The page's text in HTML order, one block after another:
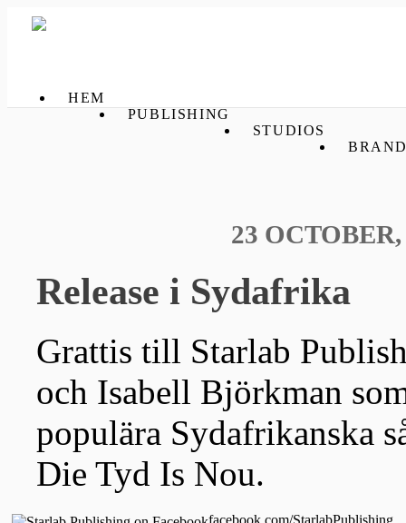
HEM
PUBLISHING
STUDIOS
23 OCTOBER,
Release i Sydafrika
Grattis till Starlab
och Isabell Björkman
populära Sydafrikanska
Die Tyd Is Nou.